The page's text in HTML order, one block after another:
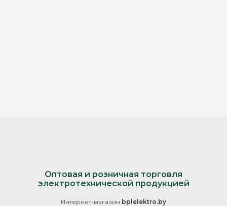
Оптовая и розничная торговля
электротехнической продукцией
Интернет-магазин bplelektro.by